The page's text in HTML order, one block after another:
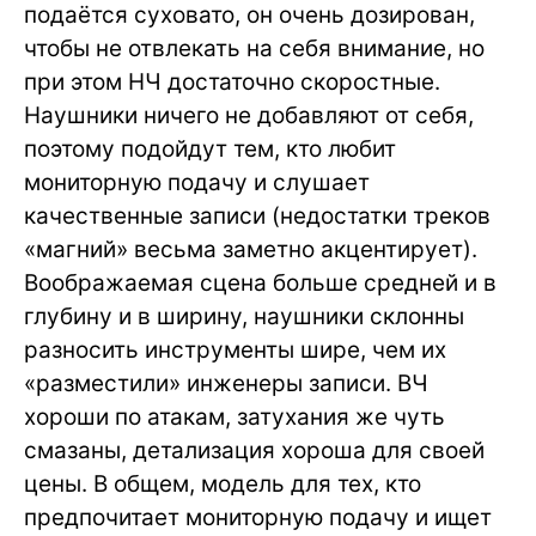
подаётся суховато, он очень дозирован,
чтобы не отвлекать на себя внимание, но
при этом НЧ достаточно скоростные.
Наушники ничего не добавляют от себя,
поэтому подойдут тем, кто любит
мониторную подачу и слушает
качественные записи (недостатки треков
«магний» весьма заметно акцентирует).
Воображаемая сцена больше средней и в
глубину и в ширину, наушники склонны
разносить инструменты шире, чем их
«разместили» инженеры записи. ВЧ
хороши по атакам, затухания же чуть
смазаны, детализация хороша для своей
цены. В общем, модель для тех, кто
предпочитает мониторную подачу и ищет